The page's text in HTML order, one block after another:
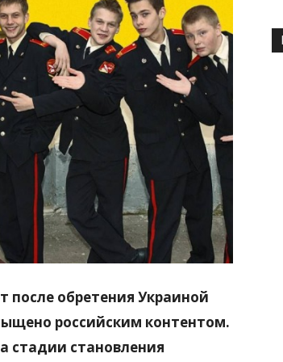
после обретения Украиной
российским контентом.
стадии становления